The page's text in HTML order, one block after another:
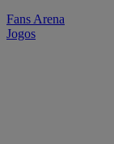
Fans Arena
Jogos